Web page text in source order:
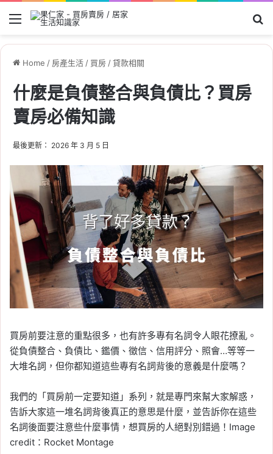
Menu
Home / 房產生活 / 買房 /貸款相關
什麼是負債整合與負債比？買房
賣房必備知識
最後更新： 2026 年 3 月 5 日
買房前要注意的重點很多，也有許多專有名詞令人眼花撩亂。
從負債整合、負債比、鑑價、徵信、信用評分、照會…等等一
大堆名詞，但你都知道這些專有名詞背後的意義是什麼嗎？
我們的「買房前一定要知道」系列，就是專門來幫大家解惑，
告訴大家這一堆名詞背後真正的意思是什麼，並告訴你在這些
名詞後面要注意些什麼事情，想買房的人絕對別錯過！Image
credit：Rocket Montage